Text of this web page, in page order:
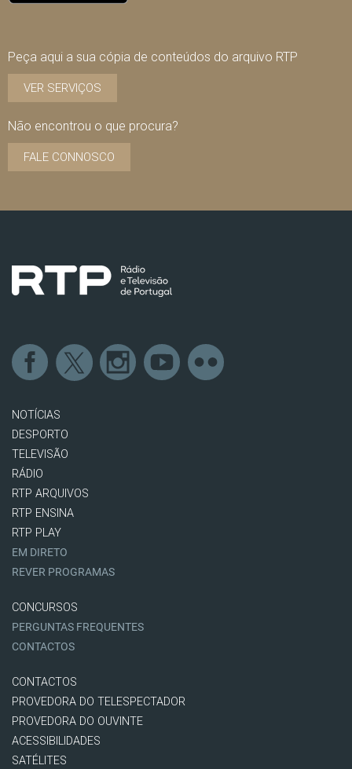
Peça aqui a sua cópia de conteúdos do arquivo RTP
VER SERVIÇOS
Não encontrou o que procura?
FALE CONNOSCO
NOTÍCIAS
DESPORTO
TELEVISÃO
RÁDIO
RTP ARQUIVOS
RTP ENSINA
RTP PLAY
EM DIRETO
REVER PROGRAMAS
CONCURSOS
PERGUNTAS FREQUENTES
CONTACTOS
CONTACTOS
PROVEDORA DO TELESPECTADOR
PROVEDORA DO OUVINTE
ACESSIBILIDADES
SATÉLITES